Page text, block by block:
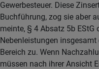
Gewerbesteuer. Diese
Buchführung, zog sie aber
meinte, § 4 Absatz 5b EStG
Nebenleistungen
Bereich zu. Wenn
müssen nach ihrer Ansicht